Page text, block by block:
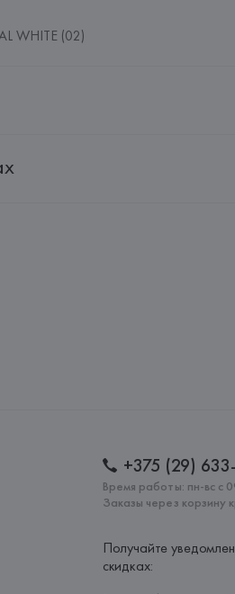
WHITE (02)
г. Минск, ул. Немига, 5, пом.
+375 (29)
Время работы: пн-вс с
Заказы через корзину
Получайте
скидках: